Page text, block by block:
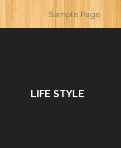
Sample Page
LIFE STYLE